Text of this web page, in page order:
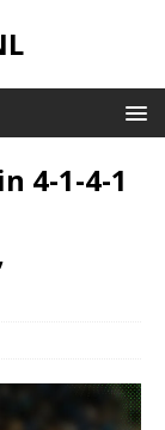
4-1-4-1